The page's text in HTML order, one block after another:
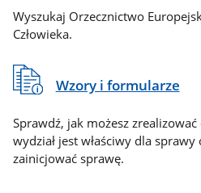
Wyszukaj Orzecznictwo
Człowieka.
Wzory i formularze
Sprawdź, jak możesz
wydział jest właściwy dla
zainicjować sprawę.